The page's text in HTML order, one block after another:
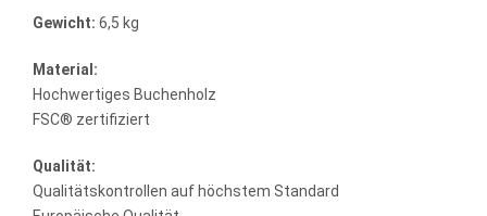
Gewicht: 6,5 kg
Material:
Hochwertiges Buchenholz
FSC® zertifiziert
Qualität:
Qualitätskontrollen auf höchstem Standard